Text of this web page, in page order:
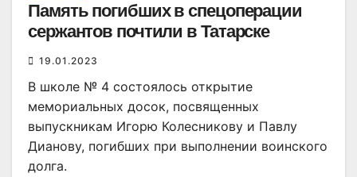
Память погибших в спецоперации
сержантов почтили в Татарске
19.01.2023
В школе № 4 состоялось открытие
мемориальных досок, посвященных
выпускникам Игорю Колесникову и Павлу
Дианову, погибших при выполнении воинского
долга.